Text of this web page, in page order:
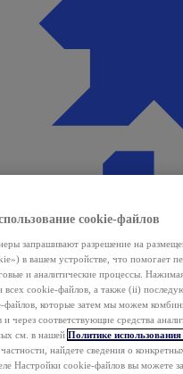
cookie-файлов
запрашивают разрешение на
в вашем устройстве, что помогает
и аналитические процессы.
всех cookie-файлов, а также (ii)
файлов, которые затем мы можем
и через соответствующие средства
см. в нашей Политике
частности, найдете сведения о
Настройки cookie-файлов вы можете